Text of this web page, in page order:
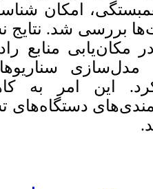
ربات آلوده
نشان می‌دهد که
دارند و
مختلف در
کاهش پرتوگیری
تشخیص تشعشع